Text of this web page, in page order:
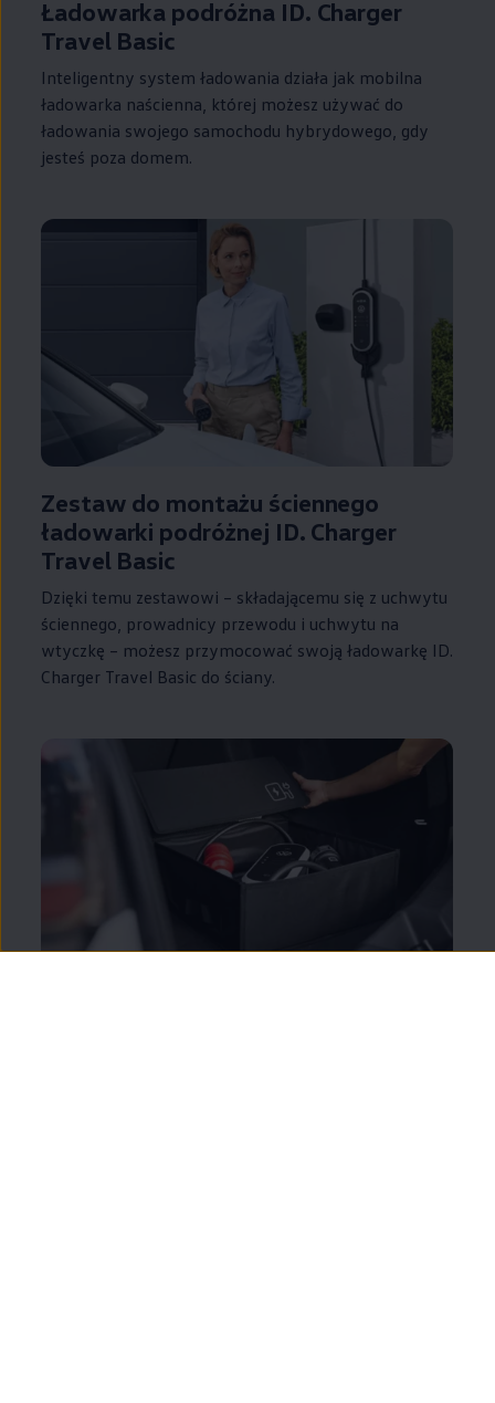
Ładowarka podróżna ID. Charger
Travel Basic
Inteligentny system ładowania działa jak mobilna
ładowarka naścienna, której możesz używać do
ładowania swojego samochodu hybrydowego, gdy
jesteś poza domem.
Zestaw do montażu ściennego
ładowarki podróżnej ID. Charger
Travel Basic
Dzięki temu zestawowi – składającemu się z uchwytu
ściennego, prowadnicy przewodu i uchwytu na
wtyczkę – możesz przymocować swoją ładowarkę ID.
Charger Travel Basic do ściany.